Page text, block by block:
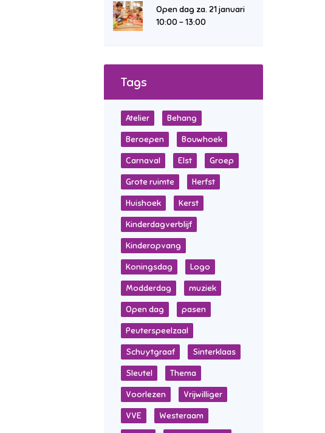
Open dag za. 21 januari
10:00 – 13:00
Tags
Atelier Behang
Beroepen Bouwhoek
Carnaval Elst Groep
Grote ruimte Herfst
Huishoek Kerst
Kinderdagverblijf
Kinderopvang
Koningsdag Logo
Modderdag muziek
Open dag pasen
Peuterspeelzaal
Schuytgraaf Sinterklaas
Sleutel Thema
Voorlezen Vrijwilliger
VVE Westeraam